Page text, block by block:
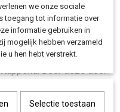
minuten in warm water.
de montage.
standaard en sla ze
Boor deze door
staat aangegeven.
voor op de
we onze sociale
toegang tot informatie over
informatie gebruiken in
mogelijk hebben verzameld
u hen hebt verstrekt.
Selectie toestaan